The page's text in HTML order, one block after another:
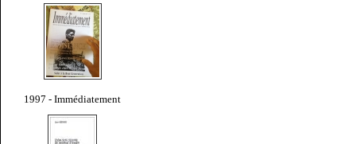
1997 - Immédiatement